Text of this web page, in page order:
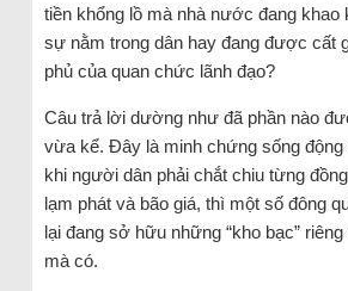
tiền khổng lồ mà nhà nước đang
sự nằm trong dân hay đang được cất
phủ của quan chức lãnh đạo?
Câu trả lời dường như đã phần nào
vừa kể. Đây là minh chứng sống động
khi người dân phải chắt chiu từng
lạm phát và bão giá, thì một số đông
lại đang sở hữu những “kho bạc”
mà có.